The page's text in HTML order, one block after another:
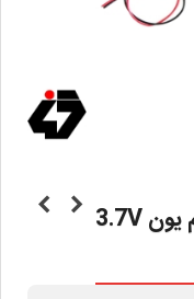
جاباتری دوبل باتری های لیتیوم یون 3.7V